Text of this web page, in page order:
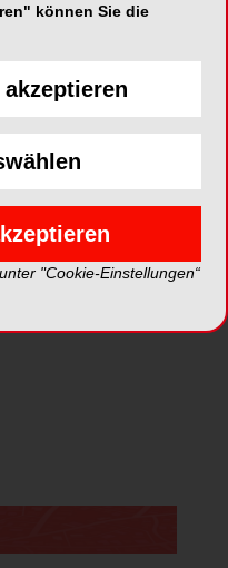
können Sie die
"Cookie-Einstellungen“